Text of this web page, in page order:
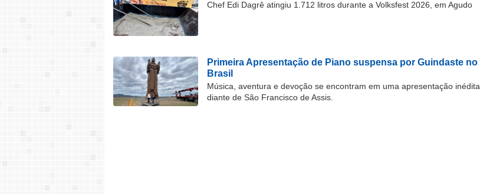
Chef Edi Dagrê atingiu 1.712 litros durante a Volksfest 2026, em Agudo
Primeira Apresentação de Piano suspensa por Guindaste no
Brasil
Música, aventura e devoção se encontram em uma apresentação inédita
diante de São Francisco de Assis.